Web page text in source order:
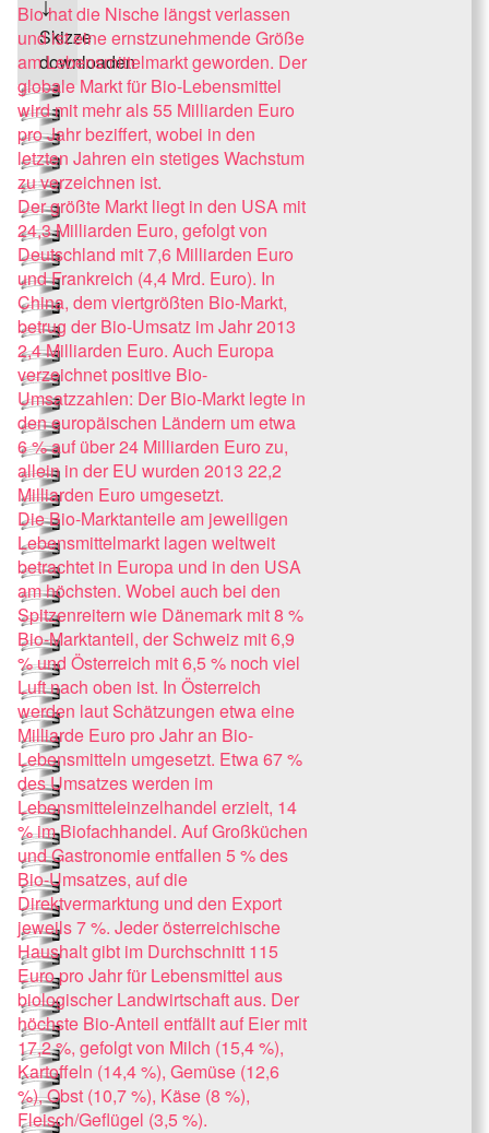
Skizze
downloaden
Bio hat die Nische längst verlassen
und ist eine ernstzunehmende Größe
am Lebensmittelmarkt geworden. Der
globale Markt für Bio-Lebensmittel
wird mit mehr als 55 Milliarden Euro
pro Jahr beziffert, wobei in den
letzten Jahren ein stetiges Wachstum
zu verzeichnen ist.
Der größte Markt liegt in den USA mit
24,3 Milliarden Euro, gefolgt von
Deutschland mit 7,6 Milliarden Euro
und Frankreich (4,4 Mrd. Euro). In
China, dem viertgrößten Bio-Markt,
betrug der Bio-Umsatz im Jahr 2013
2,4 Milliarden Euro. Auch Europa
verzeichnet positive Bio-
Umsatzzahlen: Der Bio-Markt legte in
den europäischen Ländern um etwa
6 % auf über 24 Milliarden Euro zu,
allein in der EU wurden 2013 22,2
Milliarden Euro umgesetzt.
Die Bio-Marktanteile am jeweiligen
Lebensmittelmarkt lagen weltweit
betrachtet in Europa und in den USA
am höchsten. Wobei auch bei den
Spitzenreitern wie Dänemark mit 8 %
Bio-Marktanteil, der Schweiz mit 6,9
% und Österreich mit 6,5 % noch viel
Luft nach oben ist. In Österreich
werden laut Schätzungen etwa eine
Milliarde Euro pro Jahr an Bio-
Lebensmitteln umgesetzt. Etwa 67 %
des Umsatzes werden im
Lebensmitteleinzelhandel erzielt, 14
% im Biofachhandel. Auf Großküchen
und Gastronomie entfallen 5 % des
Bio-Umsatzes, auf die
Direktvermarktung und den Export
jeweils 7 %. Jeder österreichische
Haushalt gibt im Durchschnitt 115
Euro pro Jahr für Lebensmittel aus
biologischer Landwirtschaft aus. Der
höchste Bio-Anteil entfällt auf Eier mit
17,2 %, gefolgt von Milch (15,4 %),
Kartoffeln (14,4 %), Gemüse (12,6
%), Obst (10,7 %), Käse (8 %),
Fleisch/Geflügel (3,5 %).